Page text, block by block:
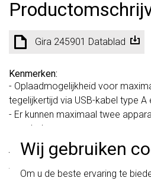
Wij gebruiken
Om u de beste ervaring te
Gira 245901 Datablad
Kenmerken:
- Oplaadmogelijkheid voor
tegelijkertijd via USB-kabel type A
- Er kunnen maximaal twee
opgeladen.
Technische gegevens:
- Ingangsspanning: AC 220 - 250
schakelwippen zijn vernieuwd.